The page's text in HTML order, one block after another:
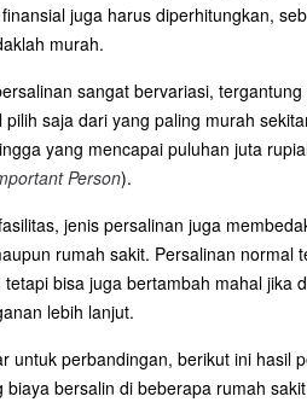
juga harus diperhitungkan,
murah.
sangat bervariasi,
pilih saja dari yang paling murah
yang mencapai puluhan juta
Person).
jenis persalinan juga
rumah sakit. Persalinan normal
tetapi bisa juga bertambah mahal jika
lebih lanjut.
untuk perbandingan, berikut ini hasil
biaya bersalin di beberapa rumah